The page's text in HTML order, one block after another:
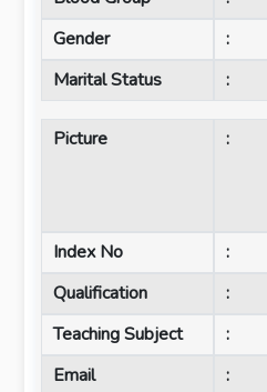
Gender
:
Marital Status
:
Picture :
Index No :
Qualification
:
Teaching Subject
:
Email
: